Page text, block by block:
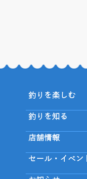
釣りを楽しむ
釣りを知る
店舗情報
セール・イベン